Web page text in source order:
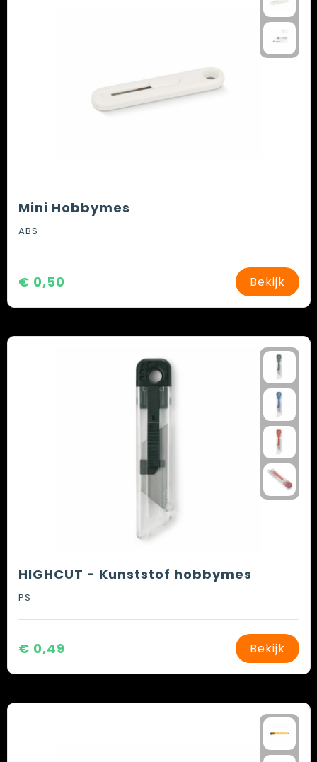
Mini Hobbymes
ABS
€ 0,50 Bekijk
HIGHCUT - Kunststof hobbymes
PS
€ 0,49 Bekijk